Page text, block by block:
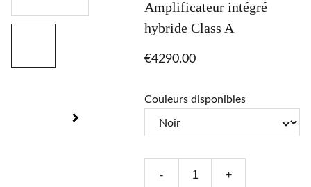
Amplificateur intégré
hybride Class A
€4290.00
Couleurs disponibles
- +